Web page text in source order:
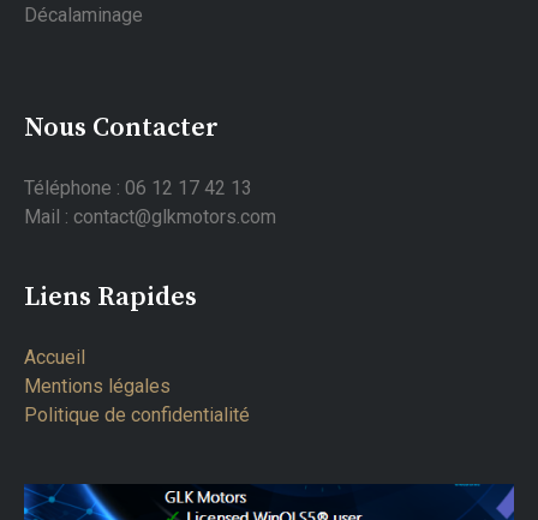
Décalaminage
Nous Contacter
Téléphone : 06 12 17 42 13
Mail : contact@glkmotors.com
Liens Rapides
Accueil
Mentions légales
Politique de confidentialité